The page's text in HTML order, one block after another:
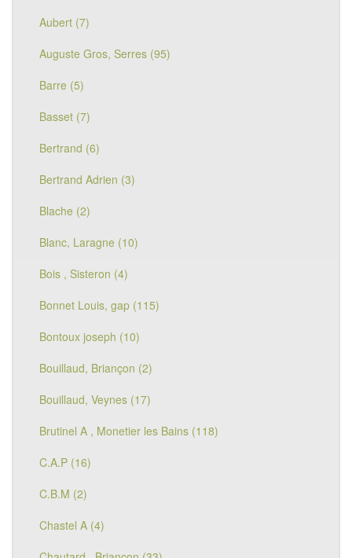
Aubert (7)
Auguste Gros, Serres (95)
Barre (5)
Basset (7)
Bertrand (6)
Bertrand Adrien (3)
Blache (2)
Blanc, Laragne (10)
Bois , Sisteron (4)
Bonnet Louis, gap (115)
Bontoux joseph (10)
Bouillaud, Briançon (2)
Bouillaud, Veynes (17)
Brutinel A , Monetier les Bains (118)
C.A.P (16)
C.B.M (2)
Chastel A (4)